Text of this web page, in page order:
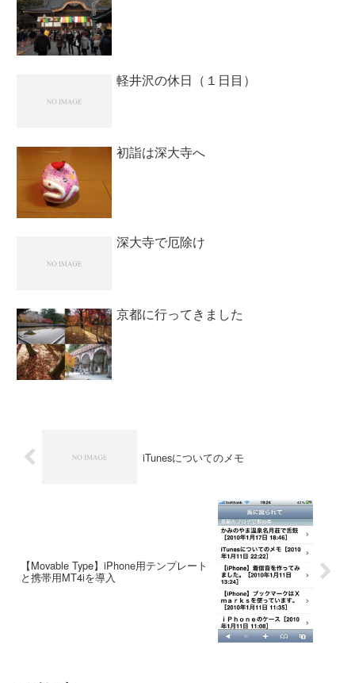
軽井沢の休日（１日目）
初詣は深大寺へ
深大寺で厄除け
京都に行ってきました
iTunesについてのメモ
【Movable Type】iPhone用テンプレート
と携帯用MT4iを導入